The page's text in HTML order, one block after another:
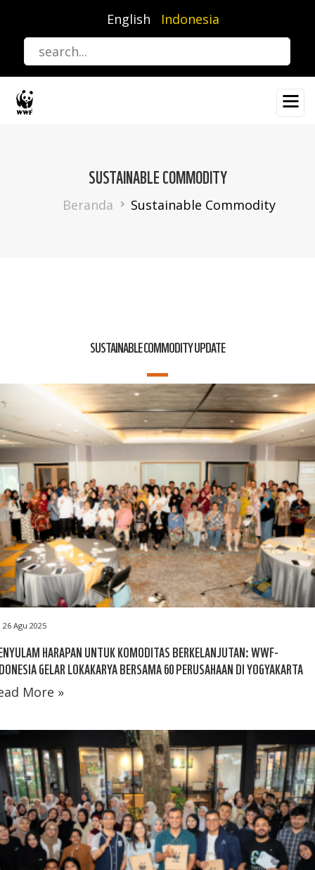
utama
English Indonesia
SUSTAINABLE COMMODITY
Breadcrumb
Beranda Sustainable Commodity
SUSTAINABLE COMMODITY UPDATE
26 Agu 2025
HARAPAN UNTUK KOMODITAS BERKELANJUTAN: WWF-
GELAR LOKAKARYA BERSAMA 60 PERUSAHAAN DI YOGYAKARTA
More »